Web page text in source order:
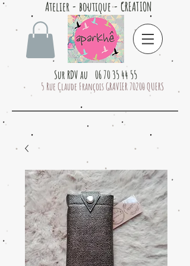
Atelier - boutique - CREATION
Sur RDV au 06 70 35 44 55
5 Rue Claude François GRAVIER 70200 QUERS